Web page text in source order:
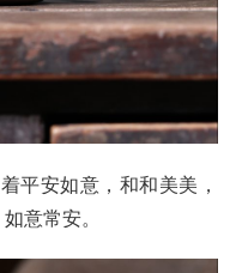
意常安。